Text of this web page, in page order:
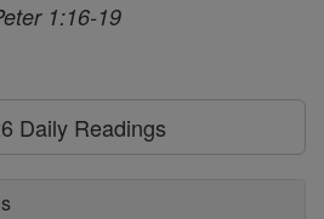
1:16-19
Daily Readings